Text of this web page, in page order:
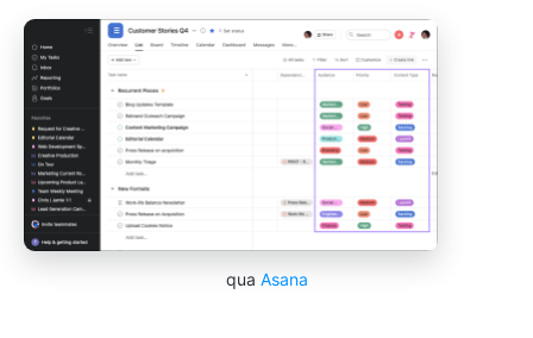
qua Asana